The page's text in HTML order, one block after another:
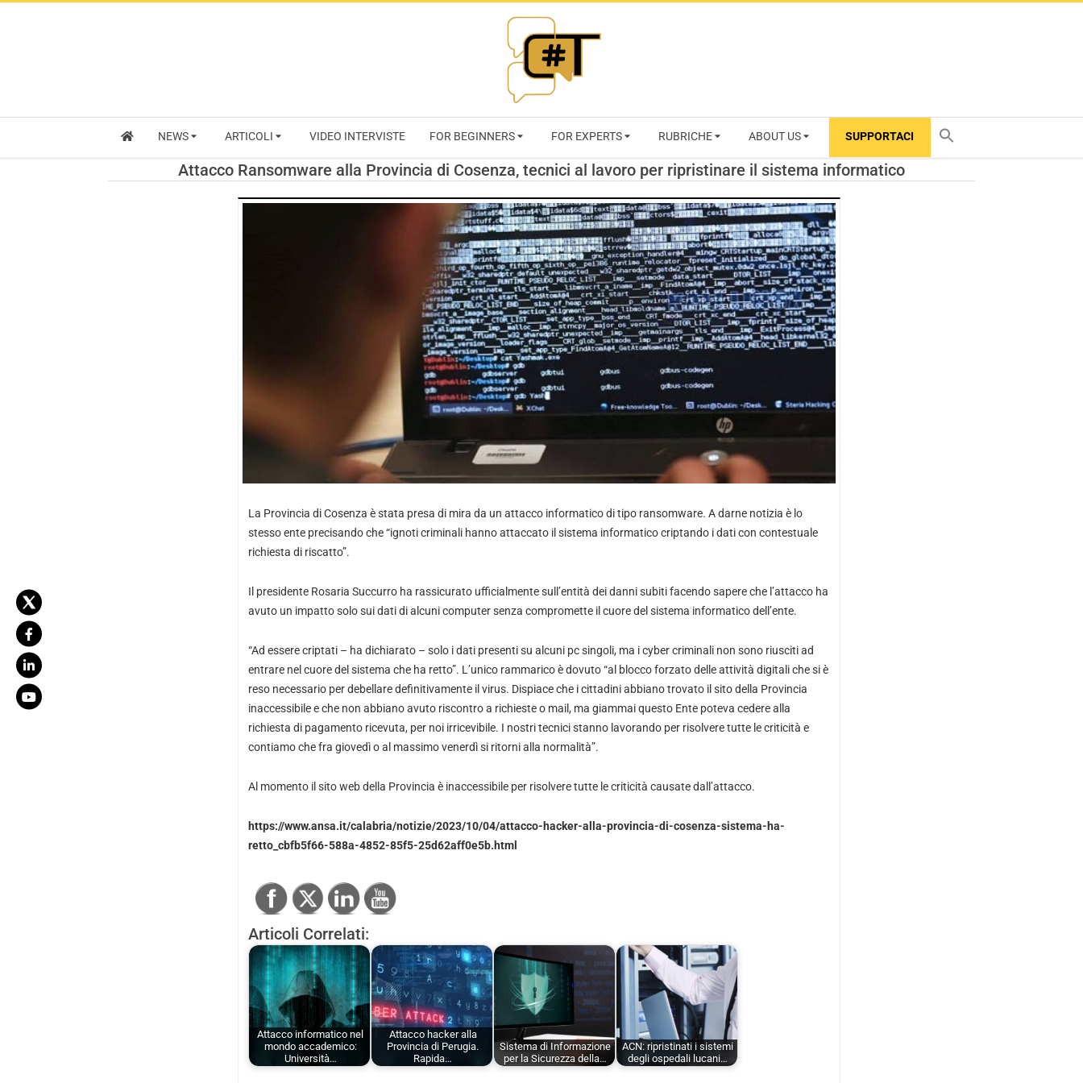
RIVISTA
CYBERSECURITY
TRENDS
NEWS ARTICOLI VIDEO INTERVISTE FOR BEGINNERS FOR EXPERTS RUBRICHE ABOUT US SUPPORTACI
Attacco Ransomware alla Provincia di Cosenza, tecnici al lavoro per ripristinare il sistema informatico
La Provincia di Cosenza è stata presa di mira da un attacco informatico di tipo ransomware. A darne notizia è lo
stesso ente precisando che “ignoti criminali hanno attaccato il sistema informatico criptando i dati con contestuale
richiesta di riscatto”.
Il presidente Rosaria Succurro ha rassicurato ufficialmente sull’entità dei danni subiti facendo sapere che l’attacco ha
avuto un impatto solo sui dati di alcuni computer senza compromette il cuore del sistema informatico dell’ente.
“Ad essere criptati – ha dichiarato – solo i dati presenti su alcuni pc singoli, ma i cyber criminali non sono riusciti ad
entrare nel cuore del sistema che ha retto”. L’unico rammarico è dovuto “al blocco forzato delle attività digitali che si è
reso necessario per debellare definitivamente il virus. Dispiace che i cittadini abbiano trovato il sito della Provincia
inaccessibile e che non abbiano avuto riscontro a richieste o mail, ma giammai questo Ente poteva cedere alla
richiesta di pagamento ricevuta, per noi irricevibile. I nostri tecnici stanno lavorando per risolvere tutte le criticità e
contiamo che fra giovedì o al massimo venerdì si ritorni alla normalità”.
Al momento il sito web della Provincia è inaccessibile per risolvere tutte le criticità causate dall’attacco.
https://www.ansa.it/calabria/notizie/2023/10/04/attacco-hacker-alla-provincia-di-cosenza-sistema-ha-
retto_cbfb5f66-588a-4852-85f5-25d62aff0e5b.html
Articoli Correlati:
Attacco informatico nel
mondo accademico:
Università…
Attacco hacker alla
Provincia di Perugia.
Rapida…
Sistema di Informazione
per la Sicurezza della…
ACN: ripristinati i sistemi
degli ospedali lucani…